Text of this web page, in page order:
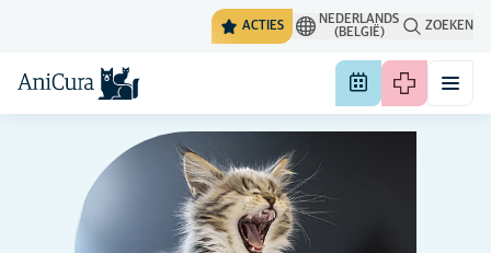
ACTIES
NEDERLANDS
(BELGIË)
ZOEKEN